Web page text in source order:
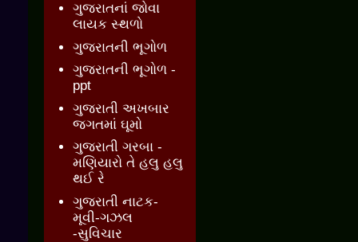
ગુજરાતનાં જોવા
લાયક સ્થળો
ગુજરાતની ભૂગોળ
ગુજરાતની ભૂગોળ -
ppt
ગુજરાતી અખબાર
જગતમાં ઘૂમો
ગુજરાતી ગરબા -
મણિયારો તે હલુ હલુ
થઈ રે
ગુજરાતી નાટક-
મૂવી-ગઝલ
-સુવિચાર